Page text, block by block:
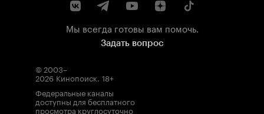
Мы всегда готовы вам помочь.
Задать вопрос
© 2003–
2026 Кинопоиск. 18+
Федеральные каналы
доступны для бесплатного
просмотра круглосуточно